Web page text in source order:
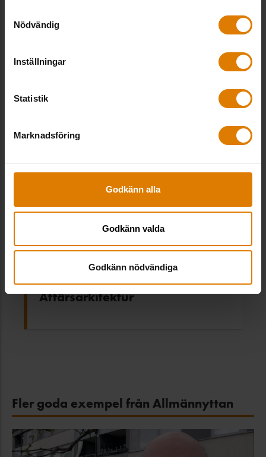
Nödvändig
Inställningar
Statistik
Marknadsföring
Godkänn alla
Godkänn valda
Godkänn nödvändiga
Uppsalahem – Inflyttningsguide
Kopparstaden –
Affärsarkitektur
Fler goda exempel från Allmännyttan